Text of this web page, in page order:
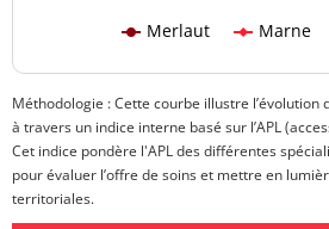
Merlaut Marne
Méthodologie : Cette courbe illustre l’évolution
à travers un indice interne basé sur l’APL
Cet indice pondère l'APL des différentes
pour évaluer l’offre de soins et mettre en
territoriales.